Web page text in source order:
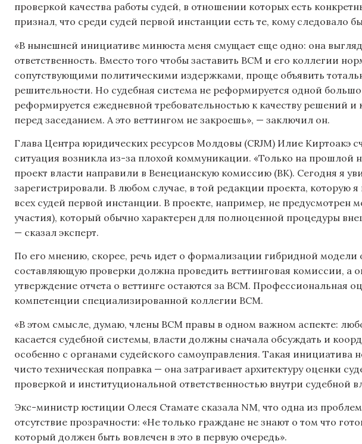
проверкой качества работы судей, в отношении которых есть
признал, что среди судей первой инстанции есть те, кому следовало
«В нынешней инициативе минюста меня смущает еще одно: она
ответственность. Вместо того чтобы заставить ВСМ и его коллегии
сопутствующими политическими издержками, проще объявить
решительности. Но судебная система не реформируется одной
реформируется ежедневной требовательностью к качеству решений и
перед заседанием. А это веттингом не закроешь», — заключил он.
Глава Центра юридических ресурсов Молдовы (CRJM) Илие Киртоакэ
ситуация возникла из-за плохой коммуникации. «Только на прошлой
проект власти направили в Венецианскую комиссию (ВК). Сегодня я
зарегистрировали. В любом случае, в той редакции проекта, которую я
всех судей первой инстанции. В проекте, например, не предусмотрен
участия), который обычно характерен для полноценной процедуры
— сказал эксперт.
По его мнению, скорее, речь идет о формализации гибридной
составляющую проверки должна проведить веттинговая комиссии, а
утверждение отчета о веттинге остаются за ВСМ. Профессиональная
компетенции специализированной коллегии ВСМ.
«В этом смысле, думаю, члены ВСМ правы в одном важном аспекте:
касается судебной системы, власти должны сначала обсуждать и
особенно с органами судейского самоуправления. Такая инициатива
чисто техническая поправка — она затрагивает архитектуру оценки
проверкой и институциональной ответственностью внутри судебной
Экс-министр юстиции Олеся Стамате сказала NM, что одна из
отсутствие прозрачности: «Не только граждане не знают о том что
который должен быть вовлечен в это в первую очередь».